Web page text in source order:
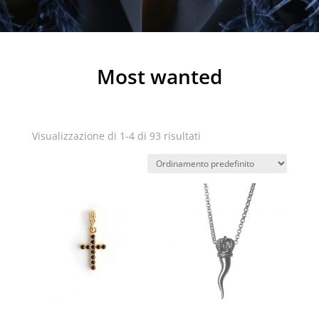
Most wanted
Visualizzazione di 1-4 di 93 risultati